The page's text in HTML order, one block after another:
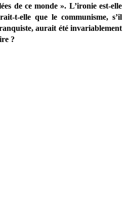
de ce monde ». L’ironie est-elle
t-elle que le communisme, s’il
aurait été invariablement
?